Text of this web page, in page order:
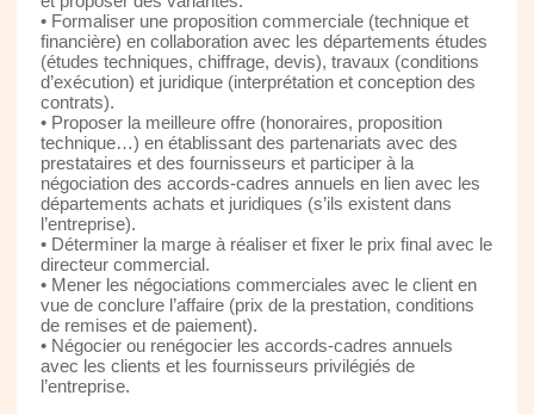
• Formaliser une proposition commerciale (technique et
financière) en collaboration avec les départements études
(études techniques, chiffrage, devis), travaux (conditions
d’exécution) et juridique (interprétation et conception des
contrats).
• Proposer la meilleure offre (honoraires, proposition
technique…) en établissant des partenariats avec des
prestataires et des fournisseurs et participer à la
négociation des accords-cadres annuels en lien avec les
départements achats et juridiques (s’ils existent dans
l’entreprise).
• Déterminer la marge à réaliser et fixer le prix final avec le
directeur commercial.
• Mener les négociations commerciales avec le client en
vue de conclure l’affaire (prix de la prestation, conditions
de remises et de paiement).
• Négocier ou renégocier les accords-cadres annuels
avec les clients et les fournisseurs privilégiés de
l’entreprise.